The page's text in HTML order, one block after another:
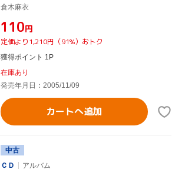
倉木麻衣
¥110円
定価より1,210円（91%）おトク
獲得ポイント 1P
在庫あり
発売年月日：2005/11/09
カートへ追加
中古
ＣＤ
アルバム